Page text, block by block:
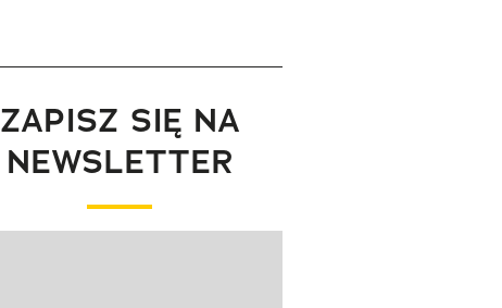
ZAPISZ SIĘ NA
NEWSLETTER